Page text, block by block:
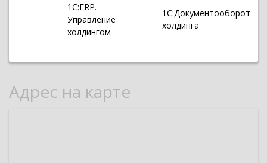
1С:ERP.
Управление
холдингом
1С:Документооборот
холдинга
Адрес на карте